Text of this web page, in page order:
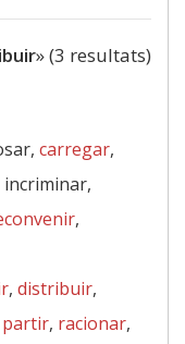
» (3 resultats)
carregar,
incriminar,
,
, distribuir,
partir, racionar,